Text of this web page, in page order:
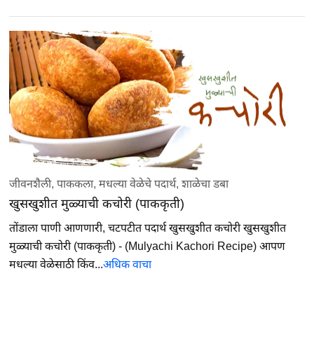
जीवनशैली,पाककला,मधल्या वेळेचे पदार्थ,शाळेचा डबा
खुसखुशीत मुळ्याची कचोरी (पाककृती)
तोंडाला पाणी आणणारी, चटपटीत पदार्थ खुसखुशीत कचोरी खुसखुशीत
मुळ्याची कचोरी (पाककृती) - (Mulyachi Kachori Recipe) आपण
मधल्या वेळेसाठी किंव...अधिक वाचा